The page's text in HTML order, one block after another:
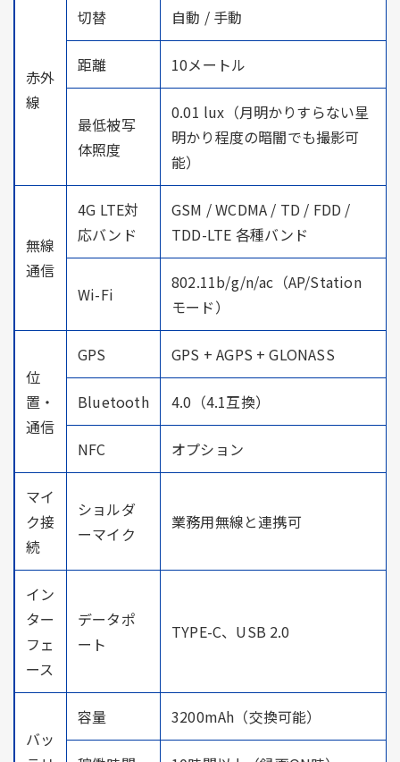
赤外
線
切替 自動 / 手動
距離 10メートル
最低被写
体照度
0.01 lux（月明かりすらない星
明かり程度の暗闇でも撮影可
能）
無線
通信
4G LTE対
応バンド
GSM / WCDMA / TD / FDD /
TDD-LTE 各種バンド
Wi-Fi
802.11b/g/n/ac（AP/Station
モード）
位
置・
通信
GPS GPS + AGPS + GLONASS
Bluetooth 4.0（4.1互換）
NFC オプション
マイ
ク接
続
ショルダ
ーマイク
業務用無線と連携可
イン
ター
フェ
ース
データポ
ート
TYPE-C、USB 2.0
バッ
容量 3200mAh（交換可能）